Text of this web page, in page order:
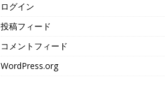
ログイン
投稿フィード
コメントフィード
WordPress.org